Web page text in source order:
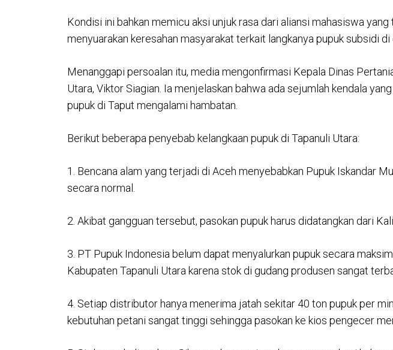
Kondisi ini bahkan memicu aksi unjuk rasa dari aliansi mahasiswa yang
menyuarakan keresahan masyarakat terkait langkanya pupuk subsidi di
Menanggapi persoalan itu, media mengonfirmasi Kepala Dinas
Utara, Viktor Siagian. Ia menjelaskan bahwa ada sejumlah kendala
pupuk di Taput mengalami hambatan.
Berikut beberapa penyebab kelangkaan pupuk di Tapanuli Utara:
1. Bencana alam yang terjadi di Aceh menyebabkan Pupuk Iskandar
secara normal.
2. Akibat gangguan tersebut, pasokan pupuk harus didatangkan dari
3. PT Pupuk Indonesia belum dapat menyalurkan pupuk secara
Kabupaten Tapanuli Utara karena stok di gudang produsen sangat
4. Setiap distributor hanya menerima jatah sekitar 40 ton pupuk per
kebutuhan petani sangat tinggi sehingga pasokan ke kios pengecer